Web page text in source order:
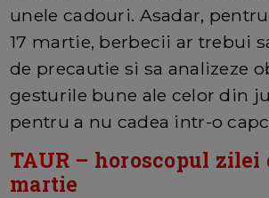
unele cadouri. Asadar,
17 martie, berbecii ar trebui
de precautie si sa analizeze
gesturile bune ale celor din
pentru a nu cadea intr-o
TAUR – horoscopul zilei
martie